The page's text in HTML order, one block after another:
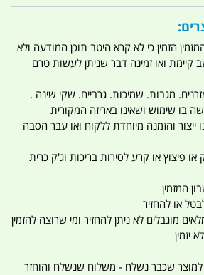
הזמין כי לא קרא היטב תוכן המודעה ולא
קיימת ואו זמינה דבר שניתן לעשות טרם
מגבות. שמיכות. גרביים. שקי שינה .
בו שימוש ושאינו באריזה המקורית
ייצור והזמנה מיוחדת ללקוח ואו עבר הסבה
או פיצוץ או קרע לסירות בריכות וג'ק כרית
המזמין
או להחזיר
מוגבלים לא ניתן להחזיר ומי שרוצה להזמין
יזמין
למוצר שכבר נשלח - משלוח שנשלח והוחזר